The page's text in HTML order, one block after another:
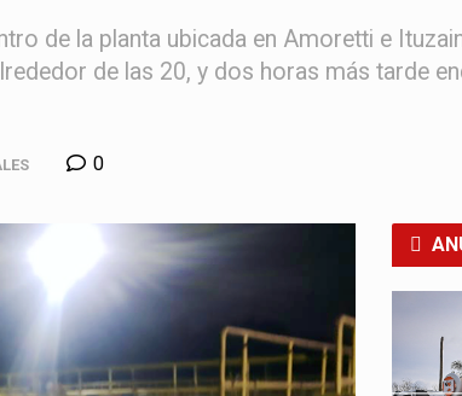
de la planta ubicada en Amoretti e
de las 20, y dos horas más tarde
0